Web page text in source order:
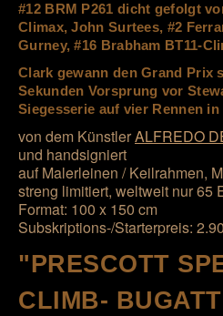
#12 BRM P261 dicht gefolgt
Climax, John Surtees, #2
Gurney, #16 Brabham BT11-
Clark gewann den Grand Prix
Sekunden Vorsprung vor
Siegesserie auf vier Rennen in
von dem KünstlerALFREDO
und handsigniert
auf Malerleinen / Keilrahmen,
streng limitiert, weltweit nur 65
Format: 100 x 150 cm
Subskriptions-/Starterpreis:
"PRESCOTT
CLIMB-